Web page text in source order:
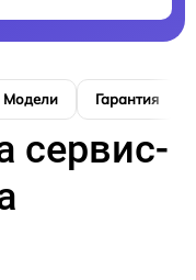
Модели Гарантия
сервис-